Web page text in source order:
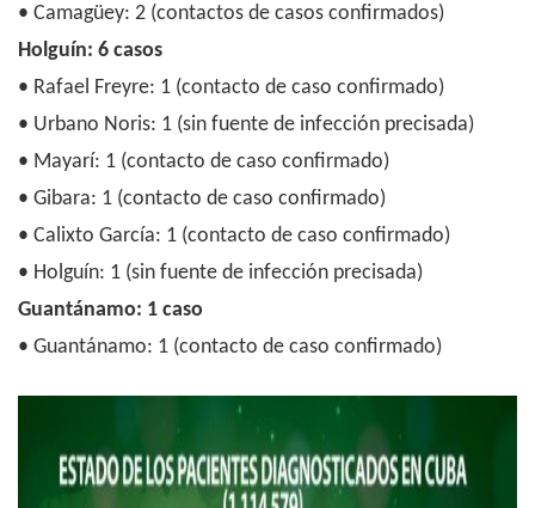
• Camagüey: 2 (contactos de casos confirmados)
Holguín: 6 casos
• Rafael Freyre: 1 (contacto de caso confirmado)
• Urbano Noris: 1 (sin fuente de infección precisada)
• Mayarí: 1 (contacto de caso confirmado)
• Gibara: 1 (contacto de caso confirmado)
• Calixto García: 1 (contacto de caso confirmado)
• Holguín: 1 (sin fuente de infección precisada)
Guantánamo: 1 caso
• Guantánamo: 1 (contacto de caso confirmado)